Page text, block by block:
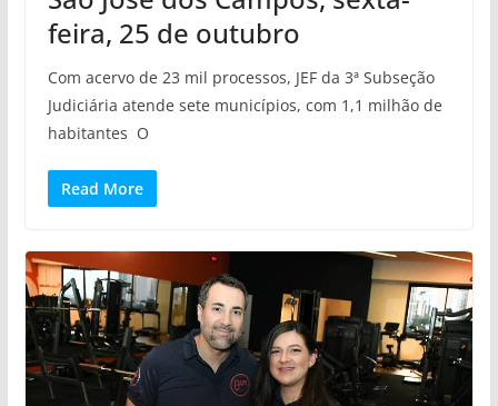
feira, 25 de outubro
Com acervo de 23 mil processos, JEF da 3ª Subseção
Judiciária atende sete municípios, com 1,1 milhão de
habitantes O
Read More